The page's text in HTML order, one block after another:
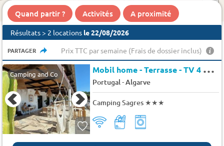
Quand partir ? Activités A proximité
Résultats > 2 locations le 22/08/2026
PARTAGER Prix TTC par semaine (Frais de dossier inclus)
Camping and Co M
obil home - Terrasse - TV 4 pers.
Portugal -Algarve
Camping Sagres ★★★